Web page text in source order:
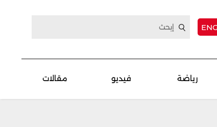
رياضة فيديو مقالات